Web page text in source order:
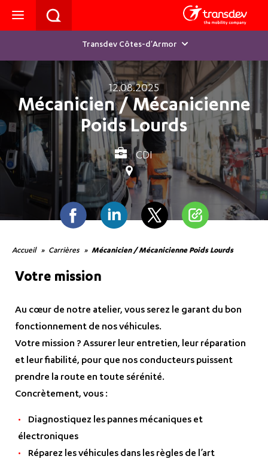
Transdev Côtes-d'Armor
12.08.2025
Mécanicien / Mécanicienne
Poids Lourds
CDI
FacebookLinkedin Twitter Partager
Accueil Carrières Mécanicien / Mécanicienne Poids Lourds
Votre mission
Au cœur de notre atelier, vous serez le garant du bon
fonctionnement de nos véhicules.
Votre mission ? Assurer leur entretien, leur réparation
et leur fiabilité, pour que nos conducteurs puissent
prendre la route en toute sérénité.
Concrètement, vous :
Diagnostiquez les pannes mécaniques et
électroniques
Réparez les véhicules dans les règles de l’art